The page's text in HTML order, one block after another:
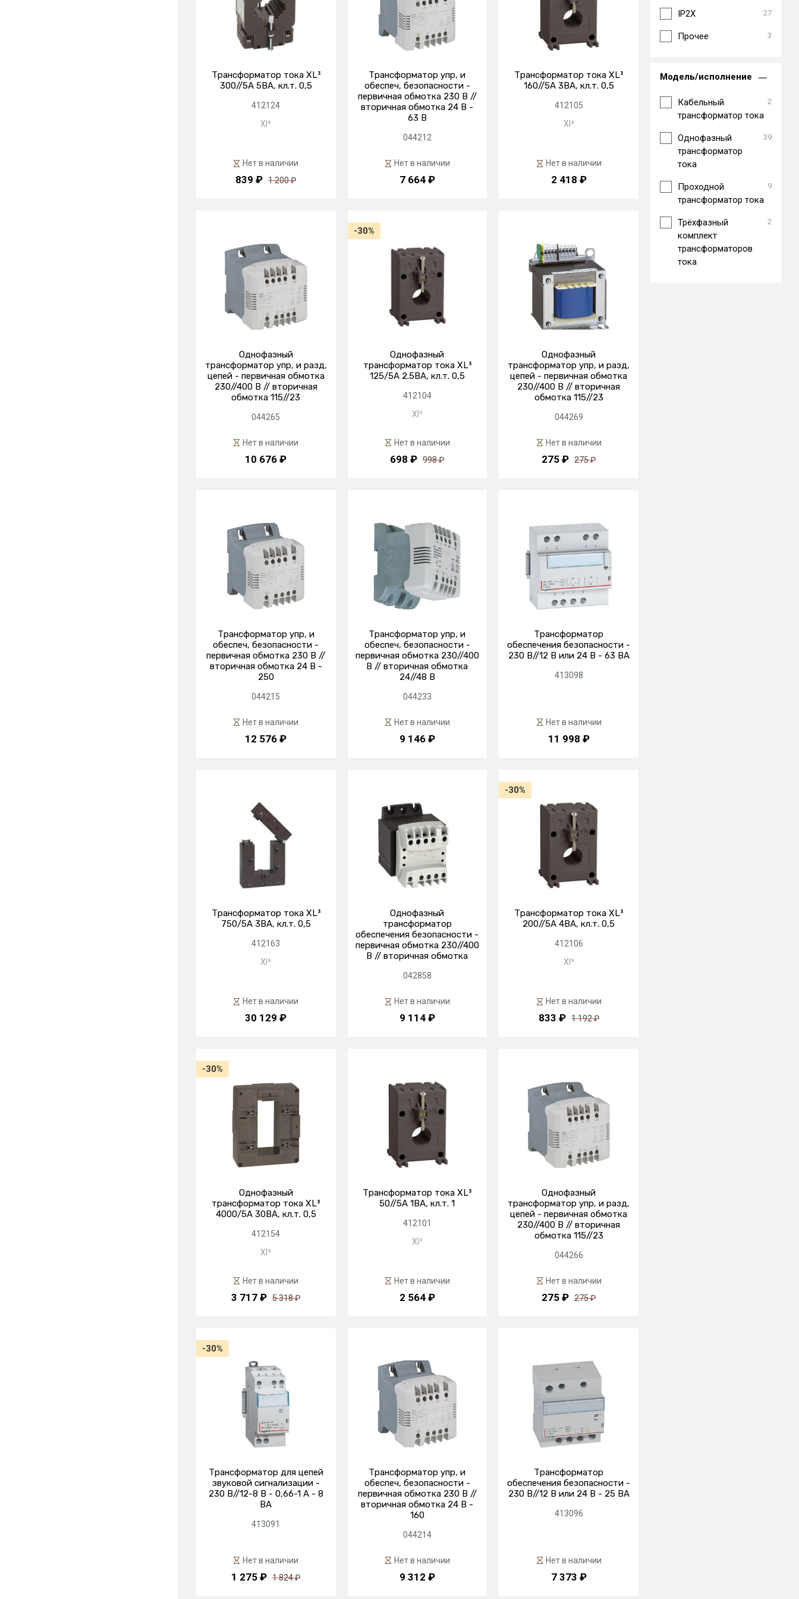
Трансформатор тока XL³
300//5А 5ВА, кл.т. 0,5
412124
Xl³
Нет в наличии
839 ₽ 1 200 ₽
Трансформатор упр, и
обеспеч, безопасности -
первичная обмотка 230 В //
вторичная обмотка 24 В -
63 В
044212
Нет в наличии
7 664 ₽
Трансформатор тока XL³
160//5А 3ВА, кл.т. 0,5
412105
Xl³
Нет в наличии
2 418 ₽
Однофазный
трансформатор упр, и разд,
цепей - первичная обмотка
230//400 В // вторичная
обмотка 115//23
044265
Нет в наличии
10 676 ₽
-30%
Однофазный
трансформатор тока XL³
125/5А 2.5ВА, кл.т. 0,5
412104
Xl³
Нет в наличии
698 ₽ 998 ₽
Однофазный
трансформатор упр, и разд,
цепей - первичная обмотка
230//400 В // вторичная
обмотка 115//23
044269
Нет в наличии
275 ₽ 275 ₽
Трансформатор упр, и
обеспеч, безопасности -
первичная обмотка 230 В //
вторичная обмотка 24 В -
250
044215
Нет в наличии
12 576 ₽
Трансформатор упр, и
обеспеч, безопасности -
первичная обмотка 230//400
В // вторичная обмотка
24//48 В
044233
Нет в наличии
9 146 ₽
Трансформатор
обеспечения безопасности -
230 В//12 В или 24 В - 63 ВА
413098
Нет в наличии
11 998 ₽
Трансформатор тока XL³
750/5А 3ВА, кл.т. 0,5
412163
Xl³
Нет в наличии
30 129 ₽
Однофазный
трансформатор
обеспечения безопасности -
первичная обмотка 230//400
В // вторичная обмотка
042858
Нет в наличии
9 114 ₽
-30%
Трансформатор тока XL³
200//5А 4ВА, кл.т. 0,5
412106
Xl³
Нет в наличии
833 ₽ 1 192 ₽
-30%
Однофазный
трансформатор тока XL³
4000/5А 30ВА, кл.т. 0,5
412154
Xl³
Нет в наличии
3 717 ₽ 5 318 ₽
Трансформатор тока XL³
50//5А 1ВА, кл.т. 1
412101
Xl³
Нет в наличии
2 564 ₽
Однофазный
трансформатор упр, и разд,
цепей - первичная обмотка
230//400 В // вторичная
обмотка 115//23
044266
Нет в наличии
275 ₽ 275 ₽
-30%
Трансформатор для цепей
звуковой сигнализации -
230 В//12-8 В - 0,66-1 А - 8
ВA
413091
Нет в наличии
1 275 ₽ 1 824 ₽
Трансформатор упр, и
обеспеч, безопасности -
первичная обмотка 230 В //
вторичная обмотка 24 В -
160
044214
Нет в наличии
9 312 ₽
Трансформатор
обеспечения безопасности -
230 В//12 В или 24 В - 25 ВА
413096
Нет в наличии
7 373 ₽
IP2X 27
Прочее 3
Модель/исполнение
Кабельный
трансформатор тока
2
Однофазный
трансформатор
тока
39
Проходной
трансформатор тока
9
Трёхфазный
комплект
трансформаторов
тока
2